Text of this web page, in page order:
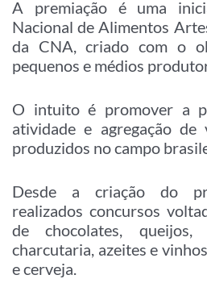
A premiação é uma
Nacional de Alimentos
da CNA, criado com o
pequenos e médios
O intuito é promover a
atividade e agregação de
produzidos no campo
Desde a criação do
realizados concursos
de chocolates, queijos,
charcutaria, azeites e
e cerveja.